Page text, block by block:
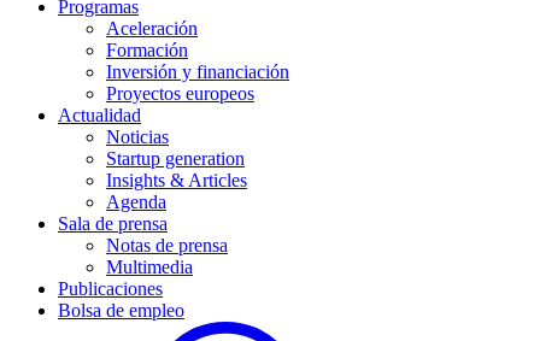
Programas
Aceleración
Formación
Inversión y financiación
Proyectos europeos
Actualidad
Noticias
Startup generation
Insights & Articles
Agenda
Sala de prensa
Notas de prensa
Multimedia
Publicaciones
Bolsa de empleo